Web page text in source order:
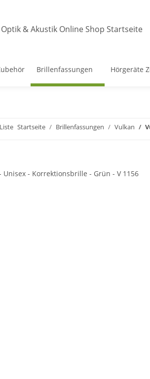
Brillenfassungen Hörgeräte
Startseite Brillenfassungen Vulkan